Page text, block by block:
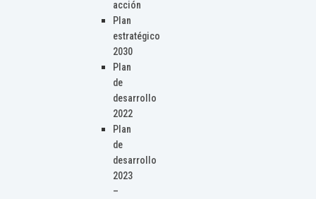
acción
Plan
estratégico
2030
Plan
de
desarrollo
2022
Plan
de
desarrollo
2023
–